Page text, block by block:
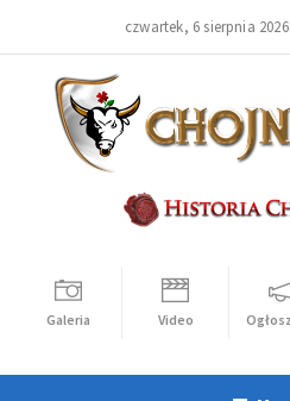
czwartek, 6 sierpnia
Galeria Video